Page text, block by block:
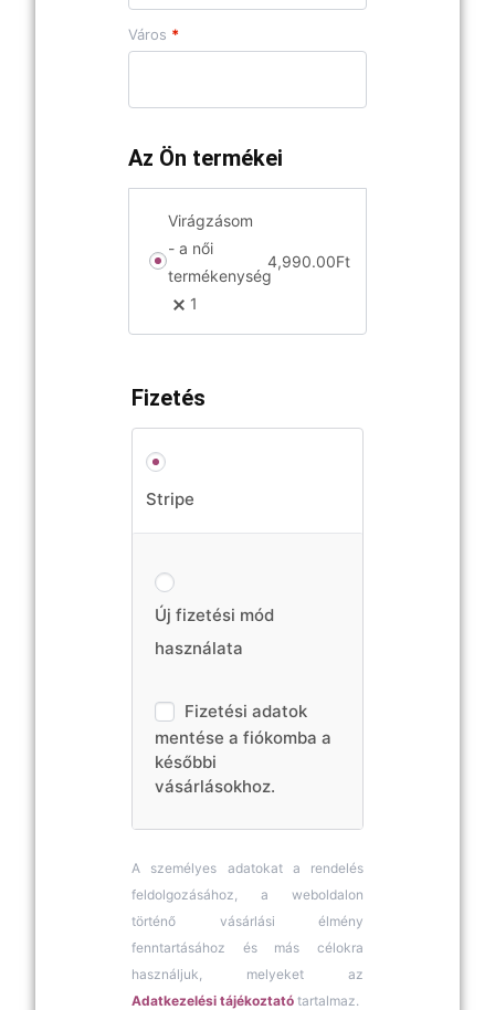
Város *
Az Ön termékei
Virágzásom
- a női
termékenység
1
4,990.00Ft
Fizetés
Stripe
Új fizetési mód
használata
Fizetési adatok
mentése a fiókomba a
későbbi
vásárlásokhoz.
A személyes adatokat a rendelés
feldolgozásához, a weboldalon
történő vásárlási élmény
fenntartásához és más célokra
használjuk, melyeket az
Adatkezelési tájékoztató tartalmaz.